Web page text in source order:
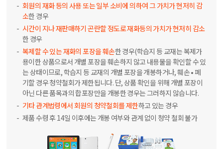
회원의 재화 등의 사용 또는 일부 소비에 의하여 그 가치가 현저히 감
소한 경우
시간이 지나 재판매하기 곤란할 정도로 재화등의 가치가 현저히 감소
한 경우
복제할 수 있는 재화의 포장을 훼손한 경우(학습지 등 교재는 복제가
용이한 상품으로서 개별 포장을 훼손하지 않고 내용물을 확인할 수 있
는 상태이므로, 학습지 등 교재의 개별 포장을 개봉하거나, 훼손 • 폐
기할 경우 청약철회가 제한됩니다. 단, 상품 확인을 위해 개별 포장이
아닌 다른 품목과의 합포장만을 개봉한 경우는 그러하지 않습니다.
기타 관계법령에서 회원의 청약철회를 제한하고 있는 경우
제품 수령 후 14일 이후에는 개봉 여부와 관계 없이 청약 철회 불가